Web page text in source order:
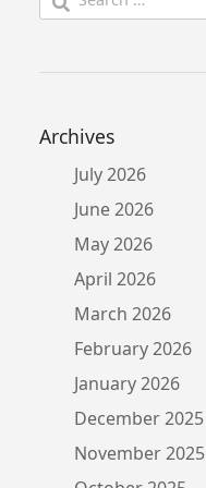
for:
Archives
July 2026
June 2026
May 2026
April 2026
March 2026
February 2026
January 2026
December 2025
November 2025